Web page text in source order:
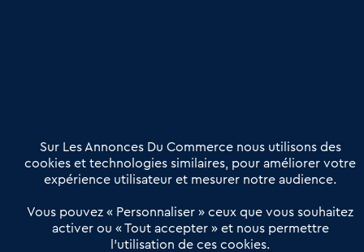
Offres Pro
Actualités
Qui sommes nous ?
Derniers articles
Réseau 3C : un partenaire national dédié aux transactions
Sur Les Annonces Du Commerce nous utilisons des
cookies et technologies similaires, pour améliorer votre
expérience utilisateur et mesurer notre audience.
Vous pouvez « Personnaliser » ceux que vous souhaitez
activer ou « Tout accepter » et nous permettre
l’utilisation de ces cookies.